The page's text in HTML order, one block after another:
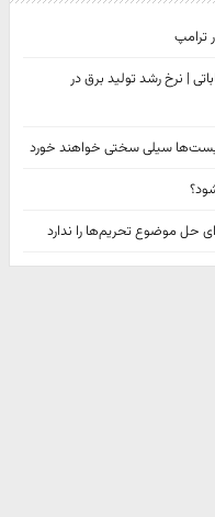
ترامپ
| نرخ رشد تولید برق در
سیلی سختی خواهند خورد
حل موضوع تحریم‌ها را ندارد